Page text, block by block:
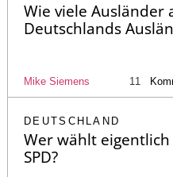
Wie viele Ausländer
Deutschlands
Mike Siemens 11
DEUTSCHLAND
Wer wählt eigentlich
SPD?